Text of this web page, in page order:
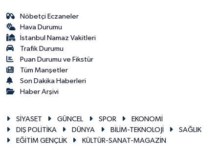
Nöbetçi Eczaneler
Hava Durumu
İstanbul Namaz Vakitleri
Trafik Durumu
Puan Durumu ve Fikstür
Tüm Manşetler
Son Dakika Haberleri
Haber Arşivi
SİYASET GÜNCEL SPOR
EKONOMİ
DIŞ POLİTİKA
DÜNYA BİLİM-TEKNOLOJİ
SAĞLIK
EĞİTİM GENÇLİK
KÜLTÜR-SANAT-MAGAZİN